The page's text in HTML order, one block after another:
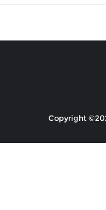
Copyright